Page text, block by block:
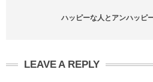
ハッピーな人とアンハッピ
LEAVE A REPLY